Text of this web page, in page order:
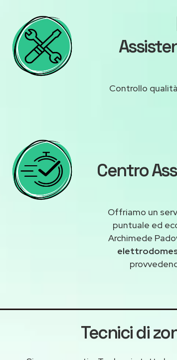
Controllo
Centro
Offriamo un
puntuale ed
Archimede
Tecnici di